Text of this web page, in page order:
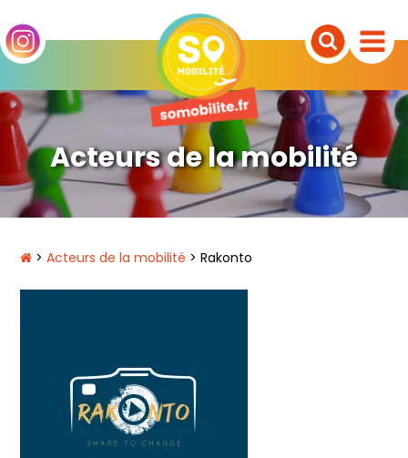
Acteurs de la mobilité
>Acteurs de la mobilité > Rakonto